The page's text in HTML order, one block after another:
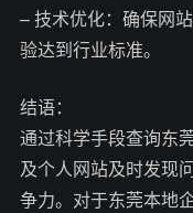
– 技术优化：确保网
验达到行业标准。
结语：
通过科学手段查询东
及个人网站及时发现
争力。对于东莞本地